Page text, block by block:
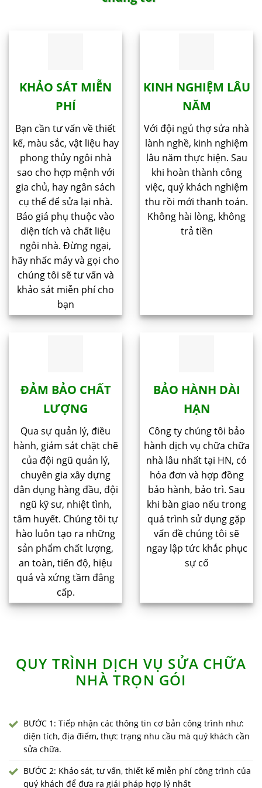
KHẢO SÁT MIỄN
PHÍ
Bạn cần tư vấn về thiết
kế, màu sắc, vật liệu hay
phong thủy ngôi nhà
sao cho hợp mệnh với
gia chủ, hay ngân sách
cụ thể để sửa lại nhà.
Báo giá phụ thuộc vào
diện tích và chất liệu
ngôi nhà. Đừng ngại,
hãy nhấc máy và gọi cho
chúng tôi sẽ tư vấn và
khảo sát miễn phí cho
bạn
KINH NGHIỆM LÂU
NĂM
Với đội ngủ thợ sửa nhà
lành nghề, kinh nghiệm
lâu năm thực hiện. Sau
khi hoàn thành công
việc, quý khách nghiệm
thu rồi mới thanh toán.
Không hài lòng, không
trả tiền
ĐẢM BẢO CHẤT
LƯỢNG
Qua sự quản lý, điều
hành, giám sát chặt chẽ
của đội ngũ quản lý,
chuyên gia xây dựng
dân dụng hàng đầu, đội
ngũ kỹ sư, nhiệt tình,
tâm huyết. Chúng tôi tự
hào luôn tạo ra những
sản phẩm chất lượng,
an toàn, tiến độ, hiệu
quả và xứng tầm đẳng
cấp.
BẢO HÀNH DÀI
HẠN
Công ty chúng tôi bảo
hành dịch vụ chữa chữa
nhà lâu nhất tại HN, có
hóa đơn và hợp đồng
bảo hành, bảo trì. Sau
khi bàn giao nếu trong
quá trình sử dụng gặp
vấn đề chúng tôi sẽ
ngay lập tức khắc phục
sự cố
QUY TRÌNH DỊCH VỤ SỬA CHỮA
NHÀ TRỌN GÓI
BƯỚC 1: Tiếp nhận các thông tin cơ bản công trình như:
diện tích, địa điểm, thực trạng nhu cầu mà quý khách cần
sửa chữa.
BƯỚC 2: Khảo sát, tư vấn, thiết kế miễn phí công trình của
quý khách để đưa ra giải pháp hợp lý nhất